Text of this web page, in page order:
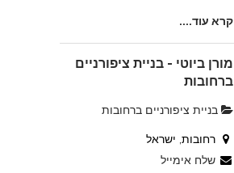
קרא עוד....
מורן ביוטי - בניית ציפורניים
ברחובות
בניית ציפורניים ברחובות
רחובות, ישראל
שלח אימייל